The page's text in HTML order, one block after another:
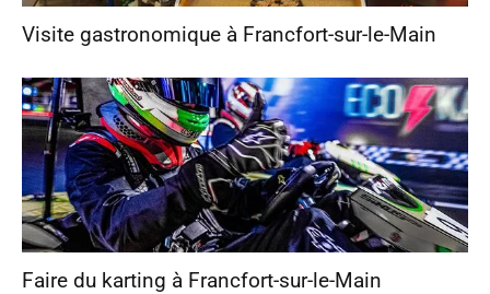
Visite gastronomique à Francfort-sur-le-Main
Faire du karting à Francfort-sur-le-Main